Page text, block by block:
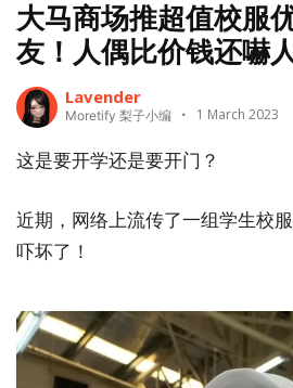
大马商场推超值校服
友！人偶比价钱还嚇
Lavender
Moretify 梨子小编 1 March 2023
这是要开学还是要开门？
近期，网络上流传了一组学生校
吓坏了！